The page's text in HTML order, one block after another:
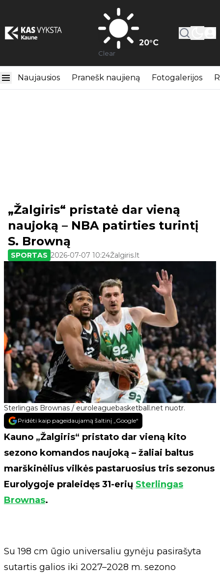
20°C
Clear
Naujausios Pranešk naujieną Fotogalerijos
Sterlingas Brownas / euroleaguebasketball.net nuotr.
„Žalgiris“ pristatė dar vieną
naujoką – NBA patirties turintį
S. Browną
SPORTAS 2026-07-07 10:24Žalgiris.lt
Pridėti kaip pageidaujamą šaltinį „Google“
Kauno „Žalgiris“ pristato dar vieną kito
sezono komandos naujoką – žaliai baltus
marškinėlius vilkės pastaruosius tris sezonus
Eurolygoje praleidęs 31-erių Sterlingas
Brownas.
Su 198 cm ūgio universaliu gynėju pasirašyta
sutartis galios iki 2027–2028 m. sezono